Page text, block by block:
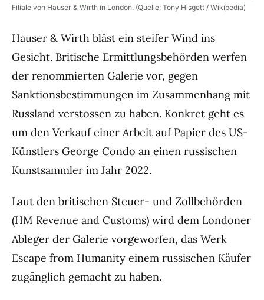
Filiale von Hauser & Wirth in London. (Quelle: Tony Hisgett / Wikipedia)
Hauser & Wirth bläst ein steifer Wind ins
Gesicht. Britische Ermittlungsbehörden werfen
der renommierten Galerie vor, gegen
Sanktionsbestimmungen im Zusammenhang mit
Russland verstossen zu haben. Konkret geht es
um den Verkauf einer Arbeit auf Papier des US-
Künstlers George Condo an einen russischen
Kunstsammler im Jahr 2022.
Laut den britischen Steuer- und Zollbehörden
(HM Revenue and Customs) wird dem Londoner
Ableger der Galerie vorgeworfen, das Werk
Escape from Humanity einem russischen Käufer
zugänglich gemacht zu haben.